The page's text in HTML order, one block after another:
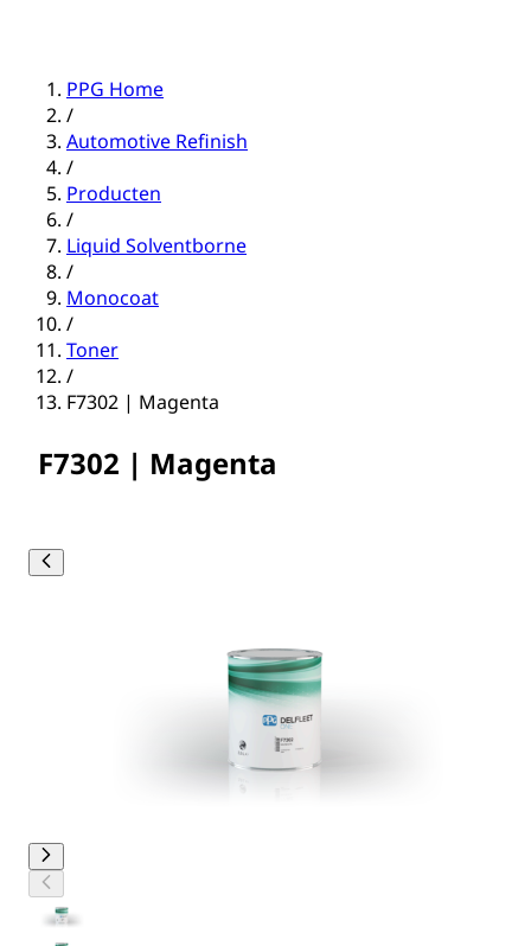
PPG Home
/
Automotive Refinish
/
Producten
/
Liquid Solventborne
/
Monocoat
/
Toner
/
F7302 | Magenta
F7302 | Magenta